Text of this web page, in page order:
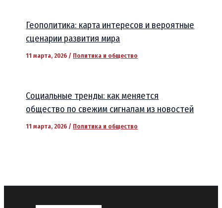
Геополитика: карта интересов и вероятные
сценарии развития мира
11 марта, 2026 / Политика и общество
Социальные тренды: как меняется
общество по свежим сигналам из новостей
11 марта, 2026 / Политика и общество